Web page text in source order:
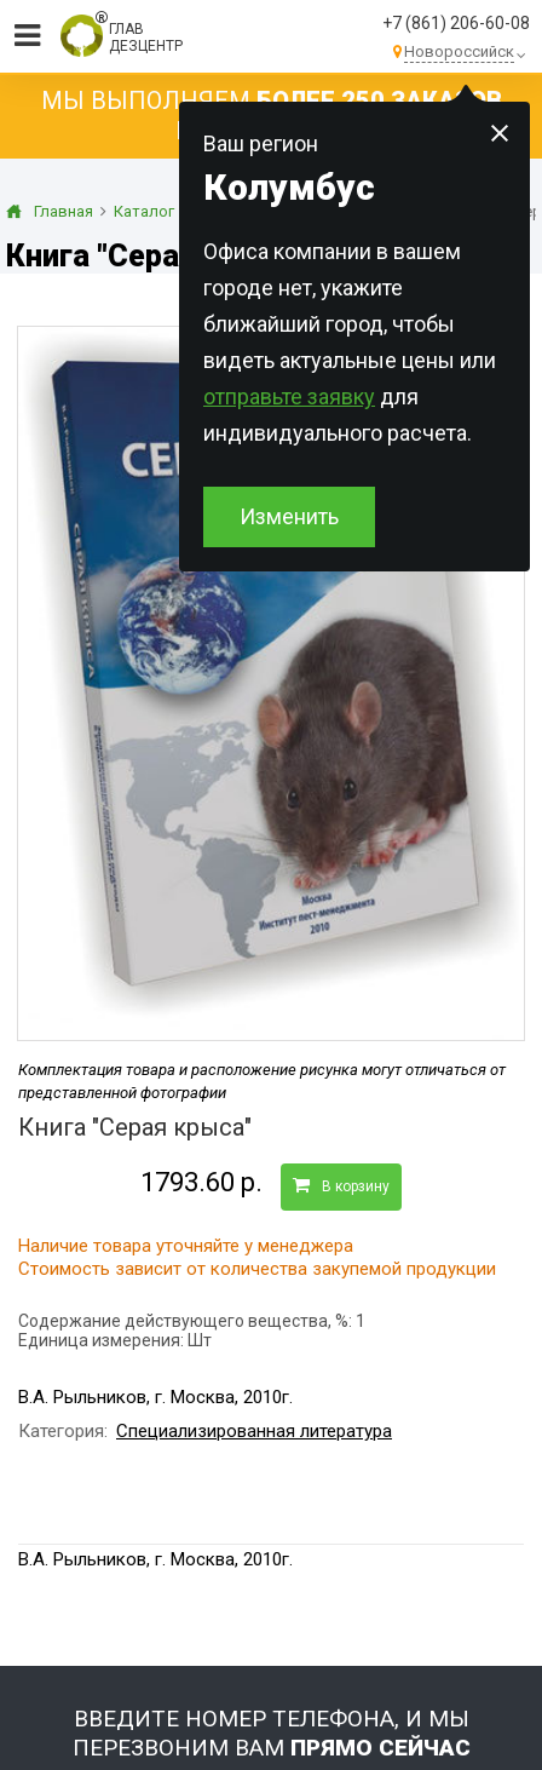
ГЛАВ
ДЕЗЦЕНТР
+7 (861) 206-60-08
Новороссийск
Ваш регион
Колумбус
Офиса компании в вашем
городе нет, укажите
ближайший город, чтобы
видеть актуальные цены или
отправьте заявку для
индивидуального расчета.
Изменить
МЫ ВЫПОЛНЯЕМБОЛЕЕ 250 ЗАКАЗОВ
КАЖДЫЙ ДЕНЬ!
Главная Каталог Специализированная литература Книга
Книга "Серая крыса"
Комплектация товара и расположение рисунка могут отличаться от
представленной фотографии
Книга "Серая крыса"
1793.60 р. В корзину
Наличие товара уточняйте у менеджера
Стоимость зависит от количества закупемой продукции
Содержание действующего вещества, %: 1
Единица измерения: Шт
В.А. Рыльников, г. Москва, 2010г.
Категория: Специализированная литература
В.А. Рыльников, г. Москва, 2010г.
ВВЕДИТЕ НОМЕР ТЕЛЕФОНА, И МЫ
ПЕРЕЗВОНИМ ВАМ ПРЯМО СЕЙЧАС